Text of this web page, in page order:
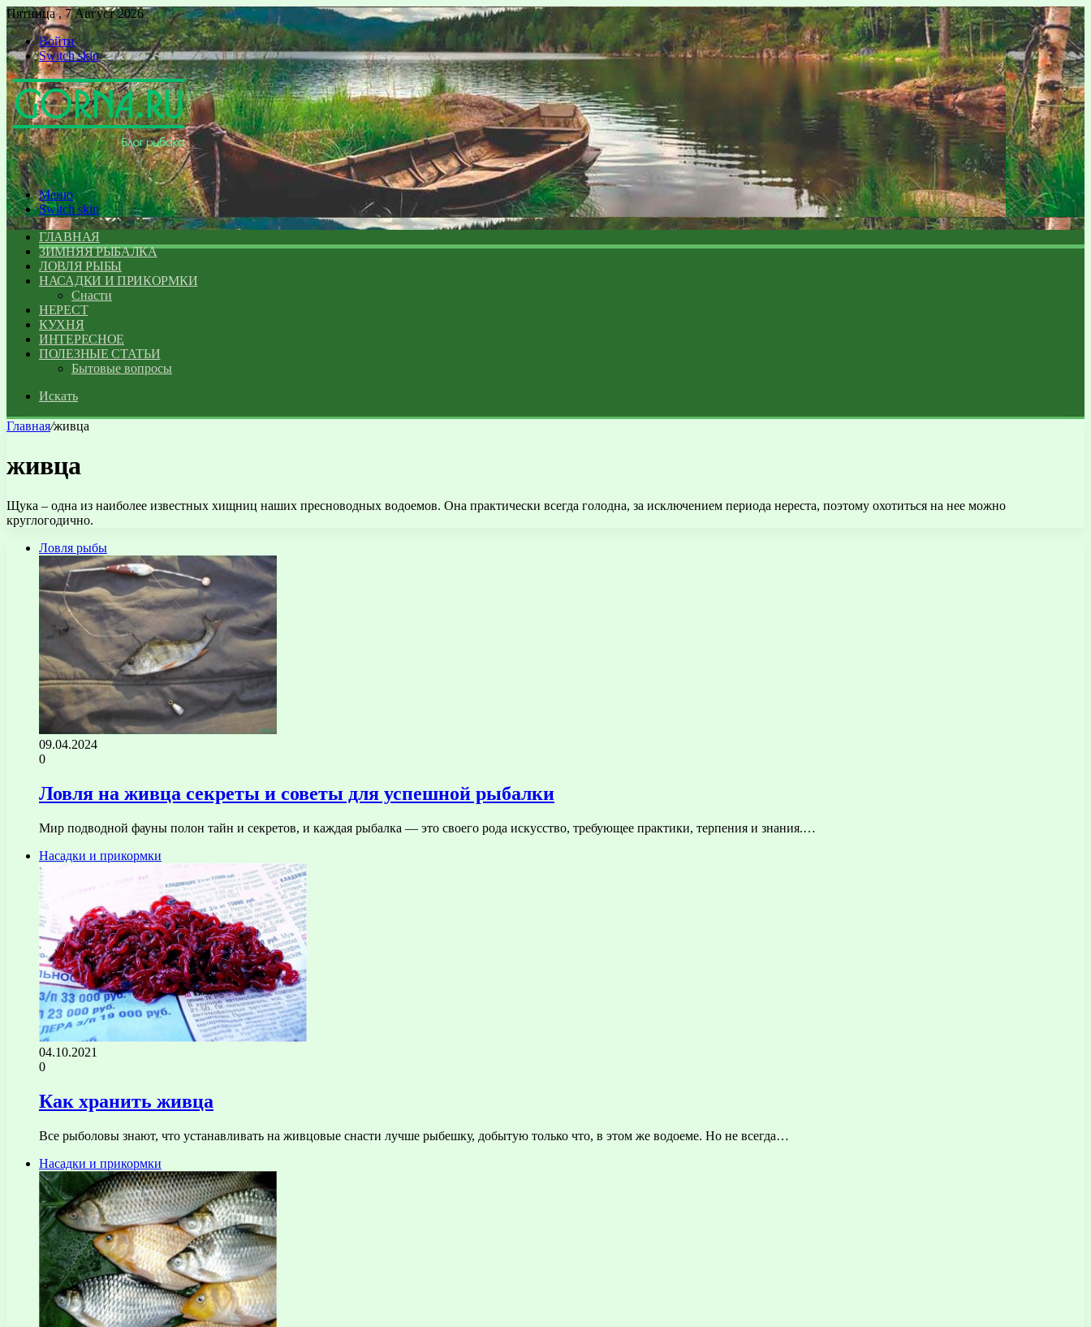
Пятница , 7 Август 2026
Войти
Switch skin
Меню
Switch skin
ГЛАВНАЯ
ЗИМНЯЯ РЫБАЛКА
ЛОВЛЯ РЫБЫ
НАСАДКИ И ПРИКОРМКИ
Снасти
НЕРЕСТ
КУХНЯ
ИНТЕРЕСНОЕ
ПОЛЕЗНЫЕ СТАТЬИ
Бытовые вопросы
Искать
Главная/живца
живца
Щука – одна из наиболее известных хищниц наших пресноводных водоемов. Она практически всегда голодна, за исключением периода нереста, поэтому охотиться на нее можно
круглогодично.
Ловля рыбы
09.04.2024
0
Ловля на живца секреты и советы для успешной рыбалки
Мир подводной фауны полон тайн и секретов, и каждая рыбалка — это своего рода искусство, требующее практики, терпения и знания.…
Насадки и прикормки
04.10.2021
0
Как хранить живца
Все рыболовы знают, что устанавливать на живцовые снасти лучше рыбешку, добытую только что, в этом же водоеме. Но не всегда…
Насадки и прикормки